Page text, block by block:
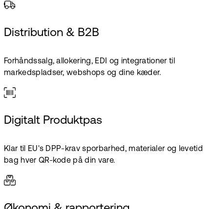
Distribution & B2B
Forhåndssalg, allokering, EDI og integrationer til
markedspladser, webshops og dine kæder.
Digitalt Produktpas
Klar til EU's DPP-krav sporbarhed, materialer og levetid
bag hver QR-kode på din vare.